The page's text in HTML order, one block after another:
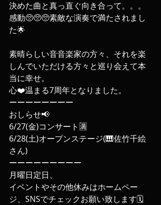
決めた曲と真っ直ぐ向き合って。。。
感動🥺🥺🥺素敵な演奏で満たされまし
た🌟
素晴らしい音音楽家の方々、それを楽
しんでいただける方々と巡り会えて本
当に幸せ。
心❤️温まる7周年となりました。
ーーーーーーーー
おしらせ📢
6/27(金)コンサート🈵
6/28(土)オープンステージ(🎹佐竹千絵
さん)
ーーーーーーーーー
月曜日定日、
イベントやその他休みはホームペー
ジ、SNSでチェックお願い致します🗓️